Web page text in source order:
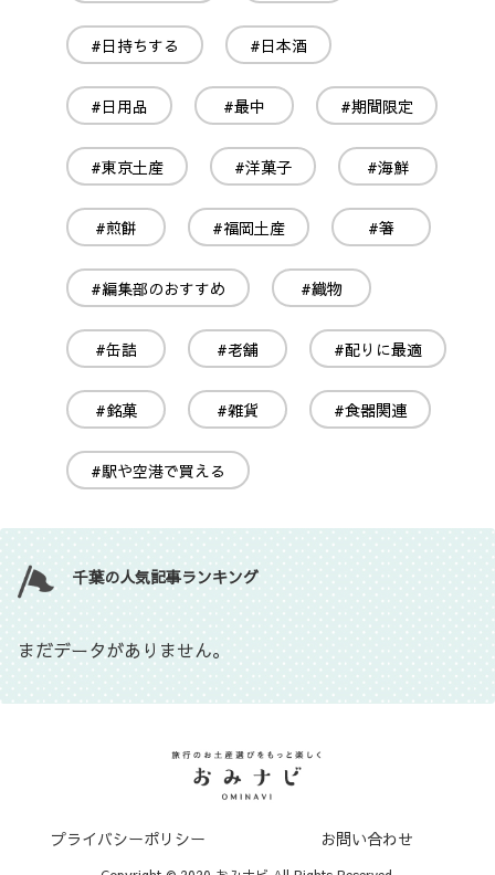
#日持ちする #日本酒
#日用品 #最中 #期間限定
#東京土産 #洋菓子 #海鮮
#煎餅 #福岡土産 #箸
#編集部のおすすめ #織物
#缶詰 #老舗 #配りに最適
#銘菓 #雑貨 #食器関連
#駅や空港で買える
千葉の人気記事ランキング
まだデータがありません。
プライバシーポリシー お問い合わせ